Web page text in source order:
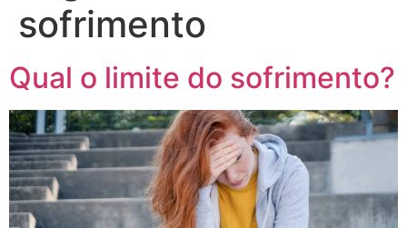
sofrimento
Qual o limite do sofrimento?